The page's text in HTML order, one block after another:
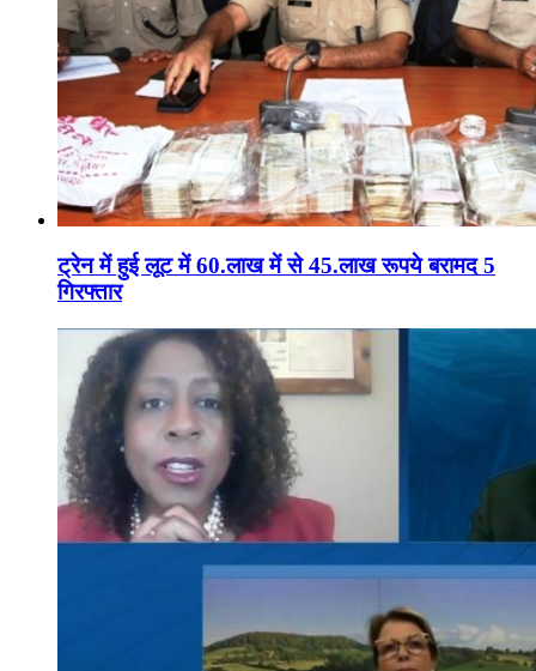
ट्रेन में हुई लूट में 60.लाख में से 45.लाख रूपये बरामद 5
गिरफ्तार